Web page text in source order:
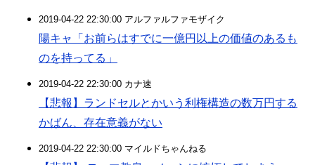
2019-04-22 22:30:00 アルファルファモザイク
陽キャ「お前らはすでに一億円以上の価値のあるも
のを持ってる」
2019-04-22 22:30:00 カナ速
【悲報】ランドセルとかいう利権構造の数万円する
かばん、存在意義がない
2019-04-22 22:30:00 マイルドちゃんねる